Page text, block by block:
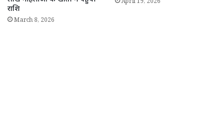
राशि
March 8, 2026
April 19, 2026